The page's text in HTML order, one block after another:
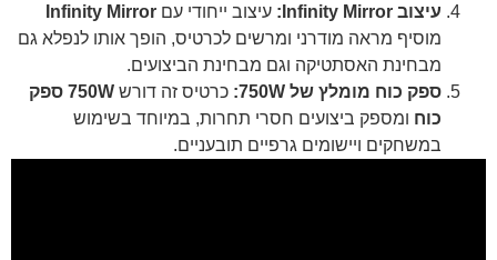
עיצוב Infinity Mirror:
עיצוב ייחודי עם Infinity Mirror
מוסיף מראה מודרני ומרשים לכרטיס, הופך אותו לנפלא גם
מבחינת האסתטיקה וגם מבחינת הביצועים.
ספק כוח מומלץ של 750W:
כרטיס זה דורש
750W ספק
כוח ומספק ביצועים חסרי תחרות, במיוחד בשימוש
במשחקים ויישומים גרפיים תובעניים.